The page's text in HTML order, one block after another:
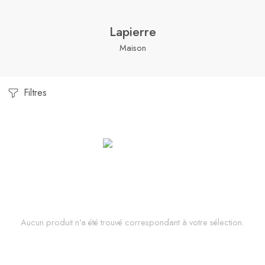
Lapierre
Maison
Filtres
Aucun produit n'a été trouvé correspondant à votre sélection.